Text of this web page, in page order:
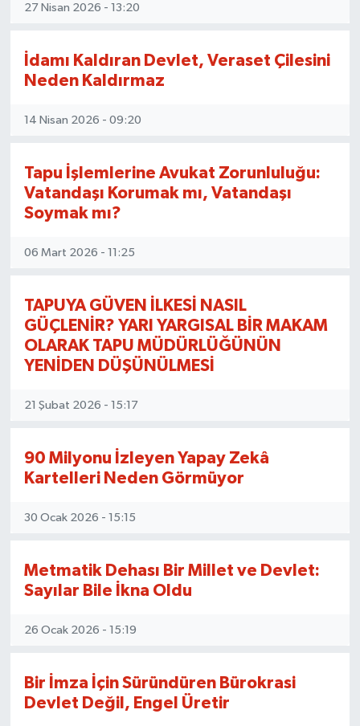
27 Nisan 2026 - 13:20
İdamı Kaldıran Devlet, Veraset Çilesini
Neden Kaldırmaz
14 Nisan 2026 - 09:20
Tapu İşlemlerine Avukat Zorunluluğu:
Vatandaşı Korumak mı, Vatandaşı
Soymak mı?
06 Mart 2026 - 11:25
TAPUYA GÜVEN İLKESİ NASIL
GÜÇLENİR? YARI YARGISAL BİR MAKAM
OLARAK TAPU MÜDÜRLÜĞÜNÜN
YENİDEN DÜŞÜNÜLMESİ
21 Şubat 2026 - 15:17
90 Milyonu İzleyen Yapay Zekâ
Kartelleri Neden Görmüyor
30 Ocak 2026 - 15:15
Metmatik Dehası Bir Millet ve Devlet:
Sayılar Bile İkna Oldu
26 Ocak 2026 - 15:19
Bir İmza İçin Süründüren Bürokrasi
Devlet Değil, Engel Üretir